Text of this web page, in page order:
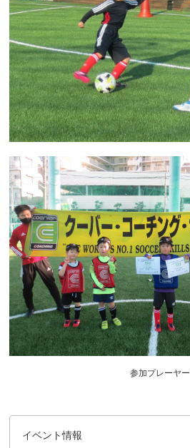
参加プレーヤー
イベント情報